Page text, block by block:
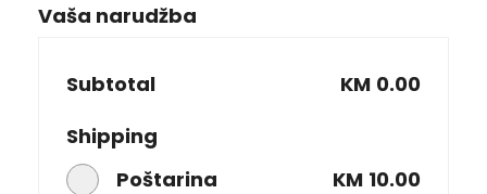
Vaša narudžba
Subtotal KM 0.00
Shipping
Poštarina
KM 10.00